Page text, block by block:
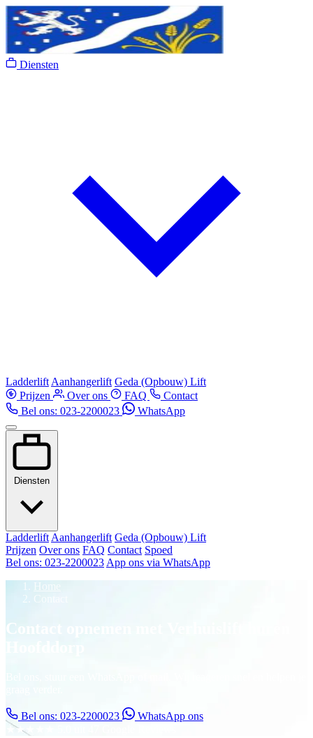
Diensten
Ladderlift Aanhangerlift Geda (Opbouw) Lift
Prijzen
Over ons FAQ
Contact
Bel ons: 023-2200023
WhatsApp
Diensten
Ladderlift Aanhangerlift Geda (Opbouw) Lift
Prijzen Over ons FAQ Contact Spoed
Bel ons: 023-2200023 App ons via WhatsApp
Home
Contact
Contact opnemen met Verhuislift huren
Bel ons: 023-2200023
WhatsApp ons
★★★★★